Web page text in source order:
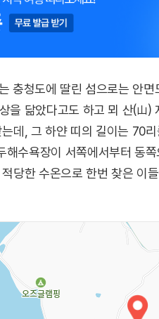
충청도에 딸린 섬으로는 안
을 닮았다고도 하고 뫼 산(山
데, 그 하얀 띠의 길이는 70
수욕장이 서쪽에서부터 동
당한 수온으로 한번 찾은 이